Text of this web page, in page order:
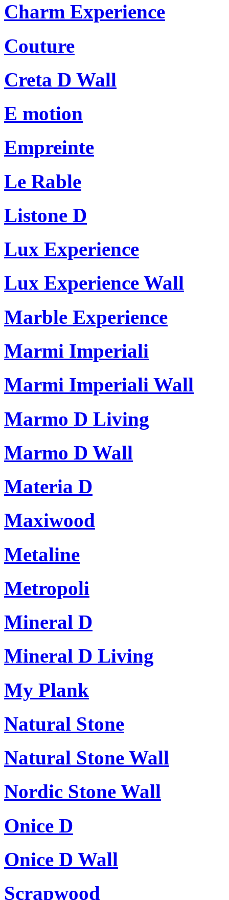
Charm Experience
Couture
Creta D Wall
E motion
Empreinte
Le Rable
Listone D
Lux Experience
Lux Experience Wall
Marble Experience
Marmi Imperiali
Marmi Imperiali Wall
Marmo D Living
Marmo D Wall
Materia D
Maxiwood
Metaline
Metropoli
Mineral D
Mineral D Living
My Plank
Natural Stone
Natural Stone Wall
Nordic Stone Wall
Onice D
Onice D Wall
Scrapwood